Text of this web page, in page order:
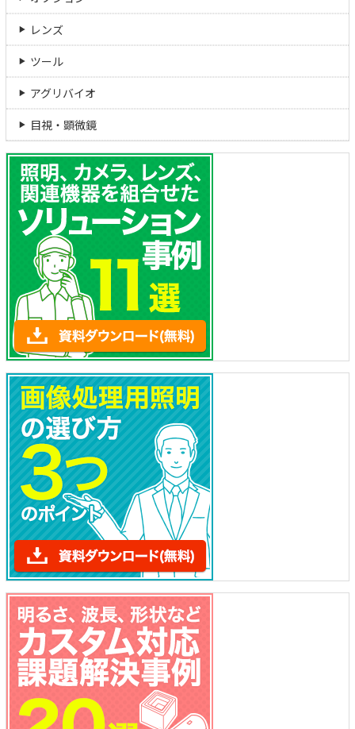
レンズ
ツール
アグリバイオ
目視・顕微鏡